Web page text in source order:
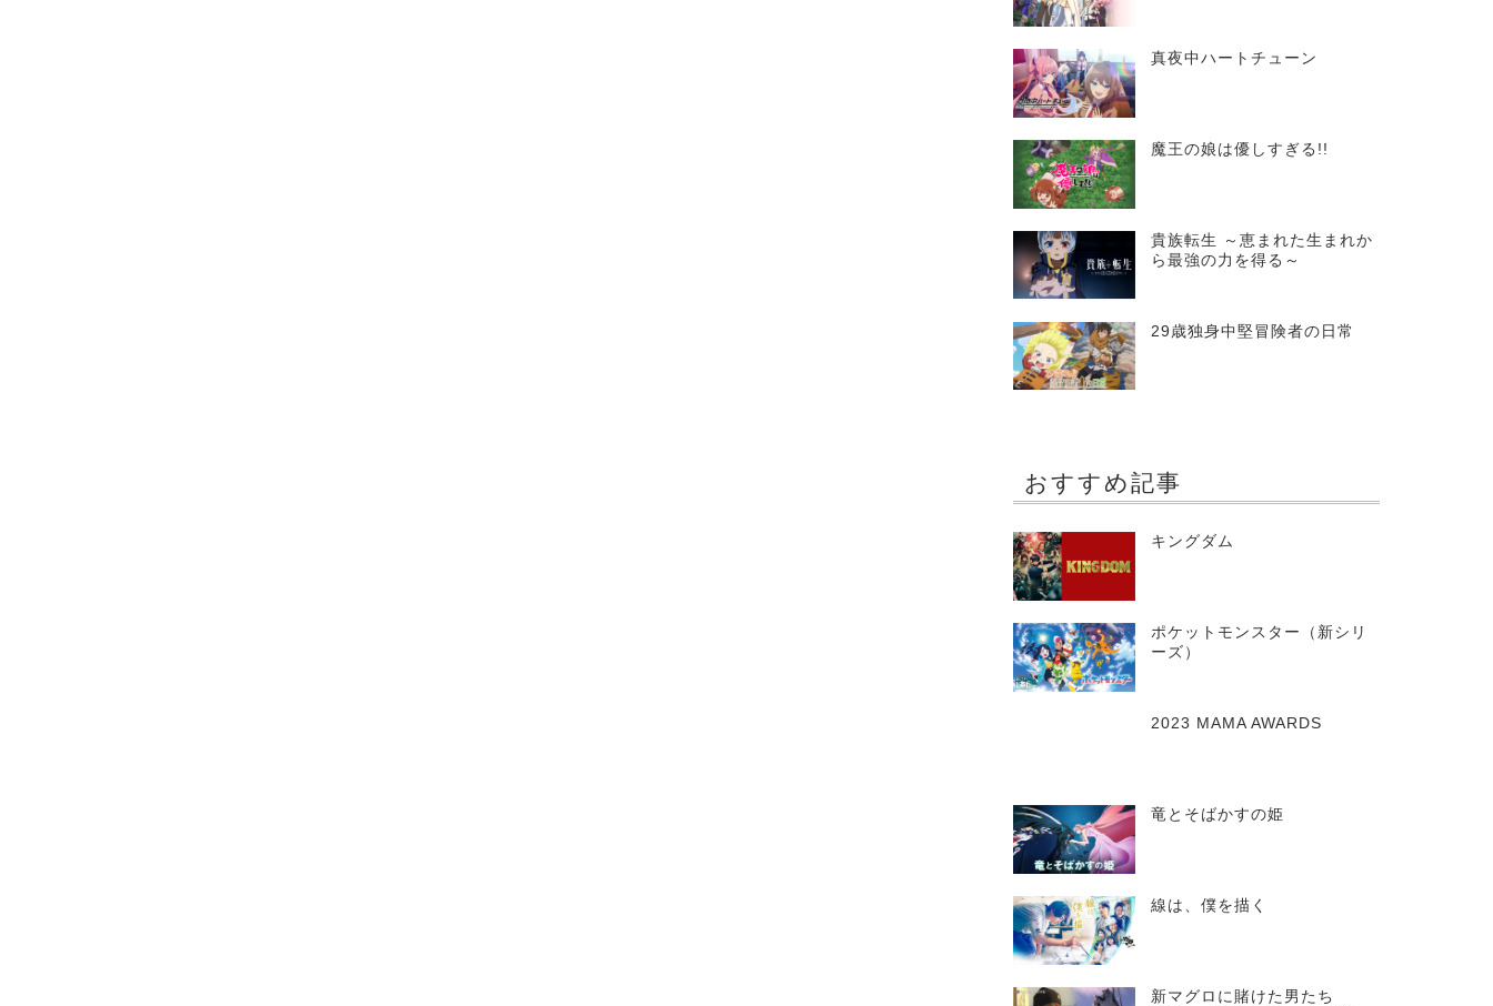
真夜中ハートチューン
魔王の娘は優しすぎる!!
貴族転生 ～恵まれた生まれか
ら最強の力を得る～
29歳独身中堅冒険者の日常
おすすめ記事
キングダム
ポケットモンスター（新シリ
ーズ）
2023 MAMA AWARDS
竜とそばかすの姫
線は、僕を描く
新マグロに賭けた男たち